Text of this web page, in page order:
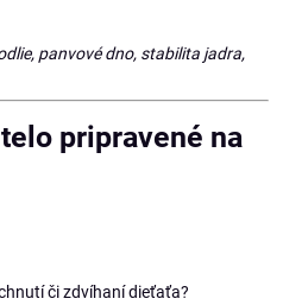
panvové dno, stabilita jadra,
pripravené na
či zdvíhaní dieťaťa?